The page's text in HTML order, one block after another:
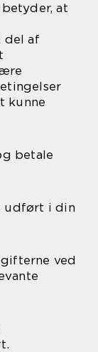
at
del af
kunne
betale
udført i din
ved